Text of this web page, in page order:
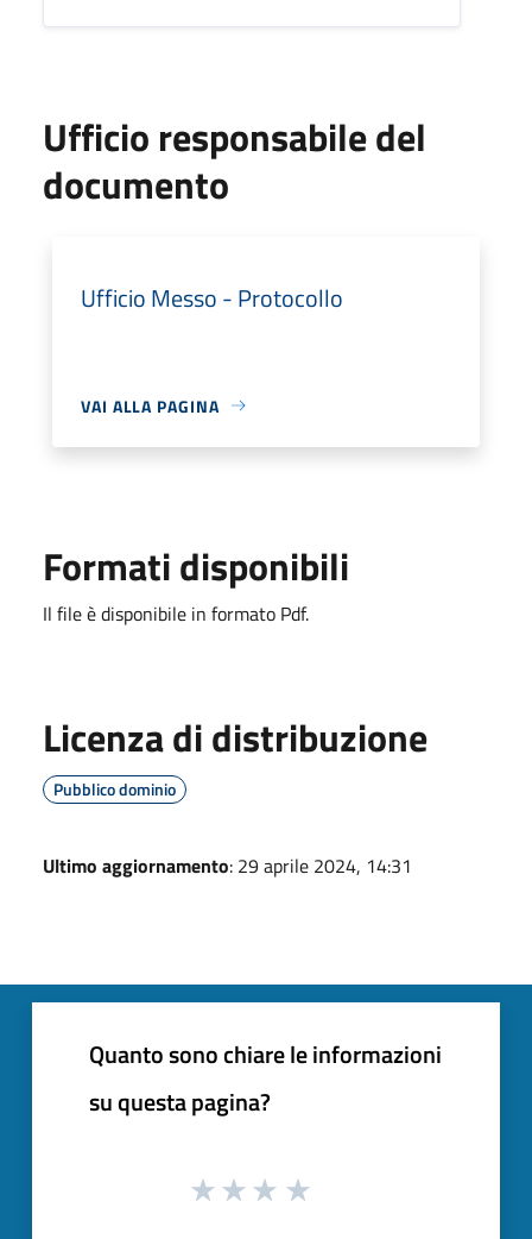
Ufficio responsabile del
documento
Ufficio Messo - Protocollo
VAI ALLA PAGINA
Formati disponibili
Il file è disponibile in formato Pdf.
Licenza di distribuzione
Pubblico dominio
Ultimo aggiornamento: 29 aprile 2024, 14:31
Quanto sono chiare le informazioni
su questa pagina?